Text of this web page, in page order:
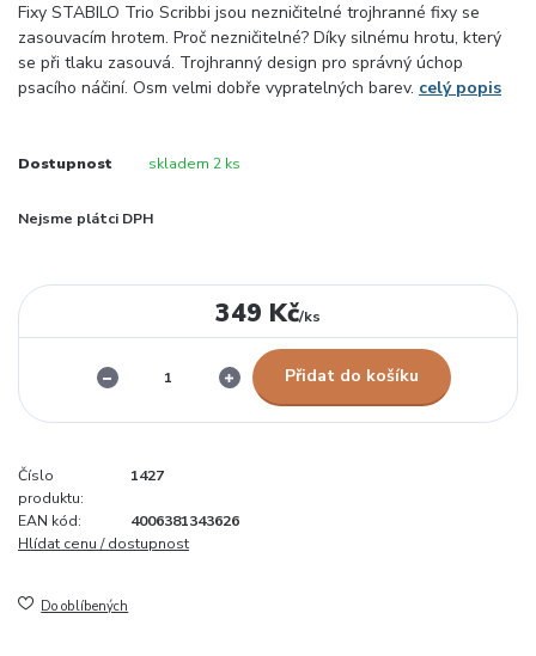
Fixy STABILO Trio Scribbi jsou nezničitelné trojhranné fixy se
zasouvacím hrotem. Proč nezničitelné? Díky silnému hrotu, který
se při tlaku zasouvá. Trojhranný design pro správný úchop
psacího náčiní. Osm velmi dobře vypratelných barev. celý popis
Dostupnost skladem 2 ks
Nejsme plátci DPH
349 Kč/ks
Přidat do košíku
Číslo
produktu:
1427
EAN kód:
4006381343626
Hlídat cenu / dostupnost
Do oblíbených